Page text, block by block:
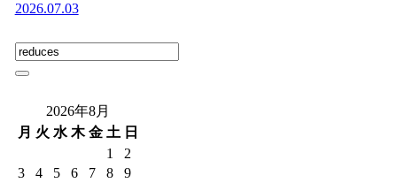
2026.07.03
2026年8月
月 火 水 木 金 土 日
1
2
3
4 5 6 7 8
9